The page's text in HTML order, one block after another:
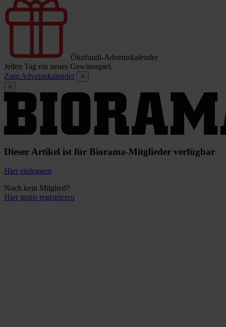
Ökofundi-Adventskalender
Jeden Tag ein neues Gewinnspiel.
Zum Adventskalender
×
×
Dieser Artikel ist für Biorama-Mitglieder verfügbar
Hier einloggen
Noch kein Mitglied?
Hier gratis registrieren